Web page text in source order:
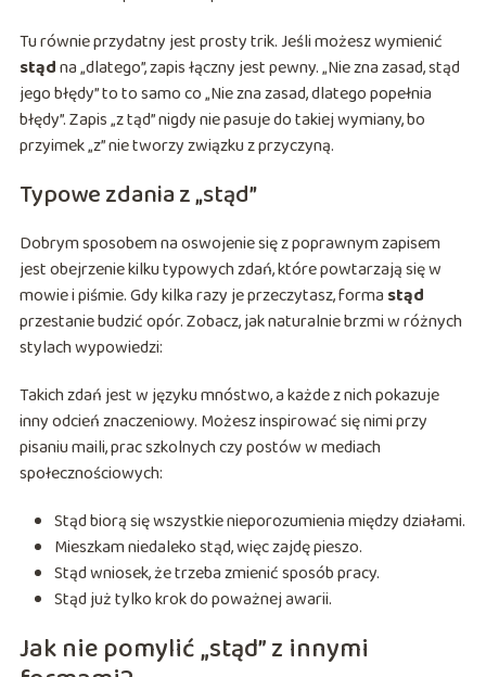
Tu równie przydatny jest prosty trik. Jeśli możesz wymienić
stądna „dlatego”, zapis łączny jest pewny. „Nie zna zasad, stąd
jego błędy” to to samo co „Nie zna zasad, dlatego popełnia
błędy”. Zapis „z tąd” nigdy nie pasuje do takiej wymiany, bo
przyimek „z” nie tworzy związku z przyczyną.
Typowe zdania z „stąd”
Dobrym sposobem na oswojenie się z poprawnym zapisem
jest obejrzenie kilku typowych zdań, które powtarzają się w
mowie i piśmie. Gdy kilka razy je przeczytasz, forma stąd
przestanie budzić opór. Zobacz, jak naturalnie brzmi w różnych
stylach wypowiedzi:
Takich zdań jest w języku mnóstwo, a każde z nich pokazuje
inny odcień znaczeniowy. Możesz inspirować się nimi przy
pisaniu maili, prac szkolnych czy postów w mediach
społecznościowych:
Stąd biorą się wszystkie nieporozumienia między działami.
Mieszkam niedaleko stąd, więc zajdę pieszo.
Stąd wniosek, że trzeba zmienić sposób pracy.
Stąd już tylko krok do poważnej awarii.
Jak nie pomylić „stąd” z innymi